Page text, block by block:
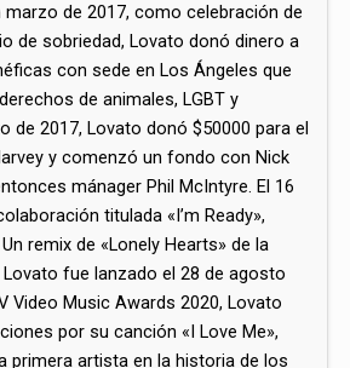
marzo de 2017, como celebración de
de sobriedad, Lovato donó dinero a
con sede en Los Ángeles que
de animales, LGBT y
de 2017, Lovato donó $50000 para el
y comenzó un fondo con Nick
mánager Phil McIntyre. El 16
titulada «I’m Ready»,
remix de «Lonely Hearts» de la
fue lanzado el 28 de agosto
Video Music Awards 2020, Lovato
por su canción «I Love Me»,
primera artista en la historia de los